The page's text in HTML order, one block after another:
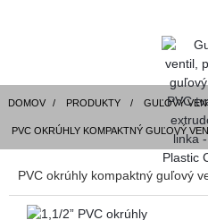
DOMOV PRODUKTY GUĽOVÝ
PVC OKRÚHLY KOMPAKTNÝ GUĽOVÝ
PVC okrúhly kompaktný guľový